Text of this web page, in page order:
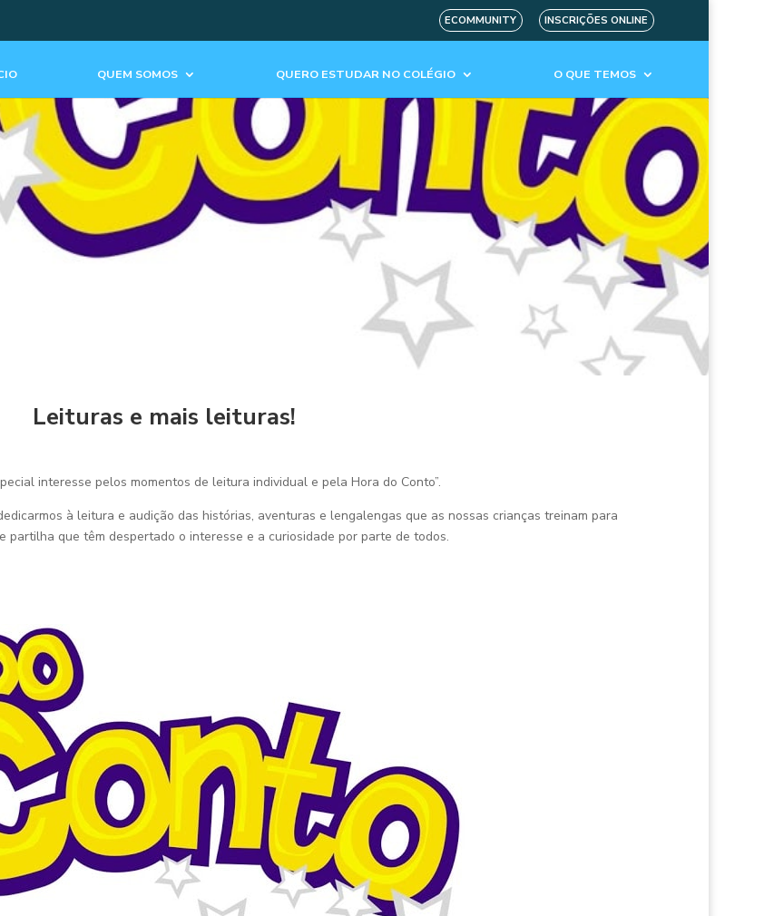
ECOMMUNITY INSCRIÇÕES ONLINE
QUEM SOMOS QUERO ESTUDAR NO COLÉGIO O QUE TEMOS
Leituras e mais leituras!
interesse pelos momentos de leitura individual e pela Hora do Conto”.
à leitura e audição das histórias, aventuras e lengalengas que as nossas crianças treinam para
que têm despertado o interesse e a curiosidade por parte de todos.